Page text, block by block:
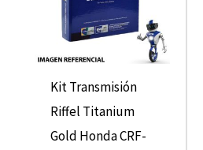
Kit Transmisión
Riffel Titanium
Gold Honda CRF-